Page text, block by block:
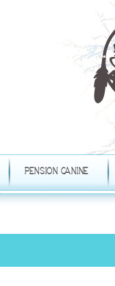
PENSION CANINE